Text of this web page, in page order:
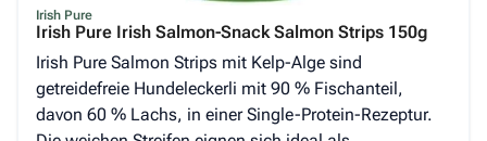
Irish Pure
Irish Pure Irish Salmon-Snack Salmon Strips 150g
Irish Pure Salmon Strips mit Kelp-Alge sind
getreidefreie Hundeleckerli mit 90 % Fischanteil,
davon 60 % Lachs, in einer Single-Protein-Rezeptur.